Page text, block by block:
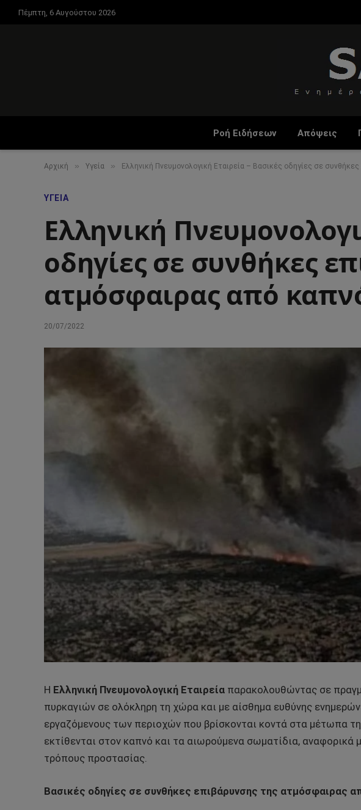
Πέμπτη, 6 Αυγούστου 2026
Ροή Ειδήσεων Απόψεις
Αρχική » Υγεία » Ελληνική Πνευμονολογική Εταιρεία – Βασικές οδηγίες σε
ΥΓΕΊΑ
Ελληνική
οδηγίες σε συνθήκες
ατμόσφαιρας από
20/07/2022
Η Ελληνική Πνευμονολογική Εταιρεία παρακολουθώντας σε
πυρκαγιών σε ολόκληρη τη χώρα και με αίσθημα ευθύνης
εργαζόμενους των περιοχών που βρίσκονται κοντά στα μέτωπα
εκτίθενται στον καπνό και τα αιωρούμενα σωματίδια, αναφορικά
τρόπους προστασίας.
Βασικές οδηγίες σε συνθήκες επιβάρυνσης της ατμόσφαιρας